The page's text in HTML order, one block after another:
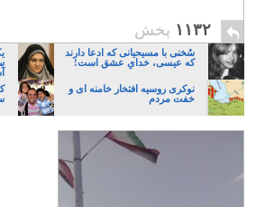
۱۱۳۲ پخش
سُخنی با مسیحیانی که ادعا دارند
که عیسی، خدایِ عشق است!
نوکری روسیه افتخار خامنه ای و
خفت مردم